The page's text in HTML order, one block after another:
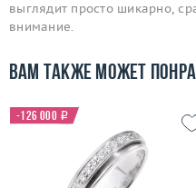
выглядит просто шикарно,
внимание.
Вам также может
-126 000 i